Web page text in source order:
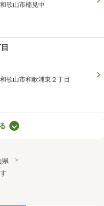
歌山市楠見中
歌山市和歌浦東２丁目
県